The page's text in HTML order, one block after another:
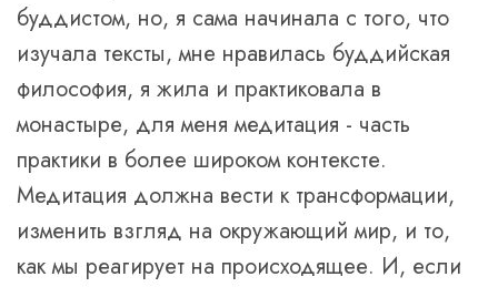
буддистом, но, я сама начинала с того, что
изучала тексты, мне нравилась буддийская
философия, я жила и практиковала в
монастыре, для меня медитация - часть
практики в более широком контексте.
Медитация должна вести к трансформации,
изменить взгляд на окружающий мир, и то,
как мы реагирует на происходящее. И, если